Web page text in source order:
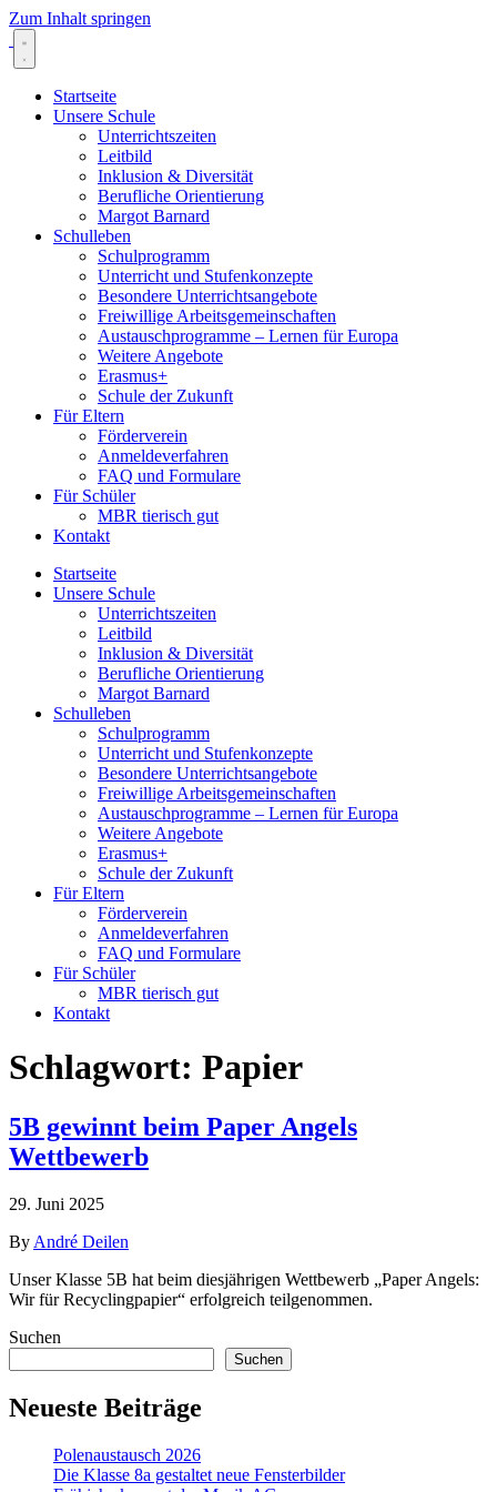
Zum Inhalt springen
Startseite
Unsere Schule
Unterrichtszeiten
Leitbild
Inklusion & Diversität
Berufliche Orientierung
Margot Barnard
Schulleben
Schulprogramm
Unterricht und Stufenkonzepte
Besondere Unterrichtsangebote
Freiwillige Arbeitsgemeinschaften
Austauschprogramme – Lernen für Europa
Weitere Angebote
Erasmus+
Schule der Zukunft
Für Eltern
Förderverein
Anmeldeverfahren
FAQ und Formulare
Für Schüler
MBR tierisch gut
Kontakt
Startseite
Unsere Schule
Unterrichtszeiten
Leitbild
Inklusion & Diversität
Berufliche Orientierung
Margot Barnard
Schulleben
Schulprogramm
Unterricht und Stufenkonzepte
Besondere Unterrichtsangebote
Freiwillige Arbeitsgemeinschaften
Austauschprogramme – Lernen für Europa
Weitere Angebote
Erasmus+
Schule der Zukunft
Für Eltern
Förderverein
Anmeldeverfahren
FAQ und Formulare
Für Schüler
MBR tierisch gut
Kontakt
Schlagwort: Papier
5B gewinnt beim Paper Angels
Wettbewerb
29. Juni 2025
By André Deilen
Unser Klasse 5B hat beim diesjährigen Wettbewerb „Paper Angels:
Wir für Recyclingpapier“ erfolgreich teilgenommen.
Suchen
Suchen
Neueste Beiträge
Polenaustausch 2026
Die Klasse 8a gestaltet neue Fensterbilder